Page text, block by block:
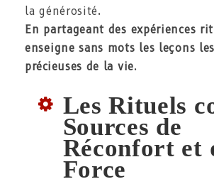
la générosité.
En partageant des expériences
enseigne sans mots les leçons
précieuses de la vie.
Les Rituels
Sources de
Réconfort et
Force